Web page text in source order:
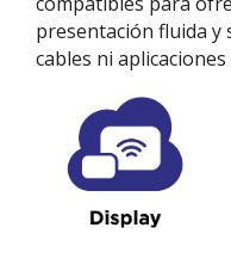
presentación fluida y
cables ni